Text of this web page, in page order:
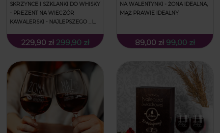
SKRZYNCE I SZKLANKI DO WHISKY
- PREZENT NA WIECZÓR
KAWALERSKI - NAJLEPSZEGO ...I
229,90 zł 299,90 zł
NA WALENTYNKI - ŻONA IDEALNA,
MĄŻ PRAWIE IDEALNY
89,00 zł 99,00 zł